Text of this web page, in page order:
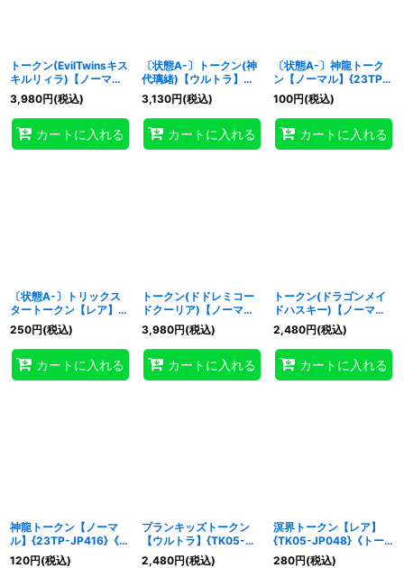
トークン(EvilTwinsキス
キルリィラ)【ノーマル
パラレル】{SSTK-
JP007}《トークン》
3,980円(税込)
カートに入れる
〔状態A-〕トークン(神
代璃緒)【ウルトラ】
{TK05-JP020}《トー
クン》
3,130円(税込)
カートに入れる
〔状態A-〕神龍トーク
ン【ノーマル】{23TP-
JP416}《トークン》
100円(税込)
カートに入れる
〔状態A-〕トリックス
タートークン【レア】
{TK05-JP046}《トー
クン》
250円(税込)
カートに入れる
トークン(ドドレミコー
ドクーリア)【ノーマル
パラレル】{SSTK-
JP008}《トークン》
3,980円(税込)
カートに入れる
トークン(ドラゴンメイ
ドハスキー)【ノーマル
パラレル】{SSTK-
JP005}《トークン》
2,480円(税込)
カートに入れる
神龍トークン【ノーマ
ル】{23TP-JP416}《ト
ークン》
120円(税込)
プランキッズトークン
【ウルトラ】{TK05-
JP050}《トークン》
2,480円(税込)
溟界トークン【レア】
{TK05-JP048}《トー
クン》
280円(税込)